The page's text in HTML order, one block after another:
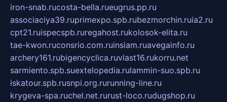
iron-snab.rucosta-bella.rueugrus.pp.ru
associaciya39.ruprimexpo.spb.rubezmorchin.ruia2.ru
cpt21.ruispecspb.ruregahost.rukolosok-elita.ru
tae-kwon.ruconsrio.com.ruinsiam.ruavegainfo.ru
archery161.rubigencyclica.ruvlast16.rukorru.net
sarmiento.spb.suextelopedia.rulammin-suo.spb.ru
iskatour.spb.rusnpi.org.rurunning-line.ru
krygeva-spa.ruchel.net.rurust-loco.rudugshop.ru